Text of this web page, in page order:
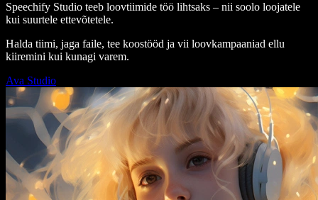
Speechify Studio teeb loovtiimide töö lihtsaks – nii soolo loojatele
kui suurtele ettevõtetele.
Halda tiimi, jaga faile, tee koostööd ja vii loovkampaaniad ellu
kiiremini kui kunagi varem.
Ava Studio